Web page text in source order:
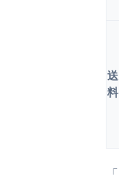
送
料
「